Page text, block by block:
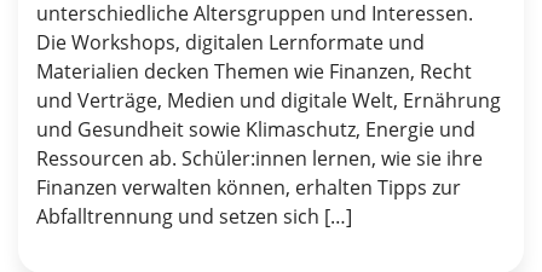
unterschiedliche Altersgruppen und Interessen.
Die Workshops, digitalen Lernformate und
Materialien decken Themen wie Finanzen, Recht
und Verträge, Medien und digitale Welt, Ernährung
und Gesundheit sowie Klimaschutz, Energie und
Ressourcen ab. Schüler:innen lernen, wie sie ihre
Finanzen verwalten können, erhalten Tipps zur
Abfalltrennung und setzen sich […]